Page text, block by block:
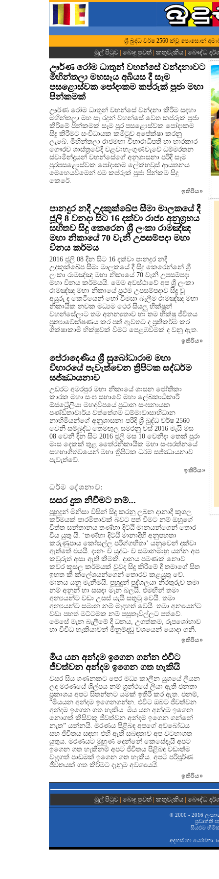
ශ්‍රී බුද්ධ වර්ෂ 2560 ක්වූ පොසොන්
මුල් පිටුව | බොදු පුවත්| කතුවැකිය| බෞද්ධ
ඌර්ණ රෝම ධාතුන් වහන්සේ වන්දනාවට
මිහින්තලා මහසෑය අබියස දී සෑම
පසළොස්වක පෝදාකම කප්රුක් පූජා මහා
පින්කමක්
ඌර්ණ රෝම ධාතූන් වහන්සේ වන්දනා කිරීම සඳහා
මිහින්තලා මහ සෑ රදුන් වහන්සේ වෙත කප්රුක් පූජා
කිරීමේ පින්කමක් සෑම පුර පසළොස්වක පෝදාකම
සිදු කිරීමට සංවිධායක කමිටුව අපේක්ෂා කරනු
ලැබේ. මිහින්තලා රාජමහා විහාරාධිපති හා භාරකාර
ගෞරව ශාස්ත්‍රවේදී වළවාහැංගුණවැවේ ධම්මරතන
ස්වාමීන්ද්‍රයන් වහන්සේගේ අනුශාසනා පරිදි සෑම
පුරපසළොස්වක පෝදාකම ලේක්හවුස් ආයතනය
මෙහෙයවීමෙන් එම කප්රුක් පූජා පින්කම සිදු
කෙරේ.
ඉතිරිය»
පානදුර නදී උදකුක්ඛේප සීමා මාලකයේ දී
ජූලි 8 වනදා සිට 16 දක්වා රාජ්‍ය අනුග්‍රහය
සහිතව සිදු කෙරෙන ශ්‍රී ලංකා රාමඤ්ඤ
මහා නිකායේ 70 වැනි උපසම්පදා මහා
විනය කර්මය
2016 ජූලි 08 දින සිට 16 දක්වා පානදුර නදී
උදකුක්ඛේප සීමා මාලකයේ දී සිදු කෙරෙන්නේ ශ්‍රී
ලංකා රාමඤ්ඤ මහා නිකායේ 70 වැනි උපසම්පදා
මහා විනය කර්මයයි. මෙම අවස්ථාවේ අප ශ්‍රී ලංකා
රාමඤ්ඤ මහා නිකායේ ප්‍රථම උපසම්පදාව සිදු වූ
අයුරු ද කෙටියෙන් හෝ විමසා බැලීම රාමඤ්ඤ මහා
නිකායික නවක මධ්‍යම ථෙර සියලු භික්ෂූන්
වහන්සේලාට තම අනන්‍යතාව හා තම භික්ෂු ජීවිතය
ප්‍රත්‍යාවේක්ෂණය කර පත් ඇවතට ද ප්‍රතිකර්ම කර
ශික්ෂාකාමී භික්ෂුවක් වීමට පෙළඹවීමක් ද වනු ඇත.
ඉතිරිය»
පේරාදෙණිය ශ්‍රී සුබෝධාරාම මහා
විහාරයේ පැවැත්වෙන ත්‍රිපිටක සද්ධර්ම
සජ්ඣායනාව
උඩරට අමරපුර මහා නිකායේ ශාසන ජෝතිකා
කාරක මහා සංඝ සභාවේ මහා ලේඛකාධිකාරී
ඕස්ට්‍රේලියා මහද්වීපයේ ප්‍රධාන සංඝනායක
පණ්ඩිතාචාර්ය වත්තේගම ධම්මාවාසාභිධාන
නාහිමියන්ගේ අනුශාසනා පරිදි ශ්‍රී බුද්ධ වර්ෂ 2560
වෙනි සම්බුද්ධ තෙමඟුල සමරනු වස් 2016 මැයි මස
08 වෙනි දින සිට 2016 ජූලි මස 10 වෙනිදා තෙක් පුරා
මාස දෙකක් තුළ තෛ‍්‍රනිකායික මහා සංඝරත්නයේ
සහභාගීත්වයෙන් මහා ත්‍රිපිටක ධර්ම සජ්ඣායනාව
පැවැත්වේ.
ඉතිරිය»
ධර්ම දේශනාව:
සසර දුක නිවීමට නම්...
පුහුදුන් මිනිසා විසින් සිදු කරනු ලබන දානාදී කුශල
කර්මයක් පාරමිතාවක් බවට පත් වීමට නම් ඔහුගේ
චිත්ත සන්තානය තණ්හා දිට්ඨි මානයන්ගෙන් තොර
විය යුතු යි. ‘තණ්හා දිට්ඨි මානාදිහි අනුපහතා
කරුණුපාය කෝසල්ල පරිග්ගහිතා’ යනුවෙන් දක්වා
ඇත්තේ එයයි. දානං ච යුද්ධං ච සමානමාහු යන්න අප
කවුරුත් අසා ඇති කීමකි. දානය පමණක් නොව
කවර කුසල කර්මයක් වුවද සිදු කිරීමේ දී තමාගේ සිත
ඉහත කී ක්ලේශයන්ගෙන් තොරව කළයුතු වේ.
මානය යනු මැනීමයි. පුහුදුන් පුද්ගලයා නිරතුරුව තමා
නම් අනුන් හා සසඳා මැන බලයි. එමඟින් තමා
අන්‍යයන්ට වඩා උසස් යැයි සතුටු වෙයි. තමා
අන්‍යයන්ට සමාන නම් මැදහත් වෙයි. තමා අන්‍යයන්ට
වඩා පහත් මට්ටමක නම් පසුතැවිල්ලට පත්වේ.
මෙසේ මැන බැලීමේ දී ධනය, උගත්කම, රූපශෝභාව
හා විවිධ හැකියාවන් මිනුම්දඬු වශයෙන් යොදා ගනී.
ඉතිරිය»
මිය යන අන්දම ඉගෙන ගන්න එවිට
ජීවත්වන අන්දම ඉගෙන ගත හැකියි
වසර සිය ගණනකට පෙර මධ්‍ය කාලීන යුගයේ ලියන
ලද මරණයේ ශිල්පය නම් ග්‍රන්ථයේ ලියා ඇති ජනතා
ප්‍රකාශය අපට සිතන්නට යමක් ඉතිරි කර ඇත. එනම්,
“මියයන අන්දම ඉගෙනගන්න. එවිට ඔබට ජීවත්වන
අන්දම ඉගෙන ගත හැකිය. මිය යන අන්දම ඉගෙන
නොගත් කිසිවකු ජීවත්වන අන්දම ඉගෙන ගන්නේ
නැත” යන්නයි. මරණය පිළිබඳ අපගේ අවබෝධය
සහ ජීවිතය සඳහා එහි ඇති සබඳතාව අප වටහාගත
යුතුය. මරණයට මුහුණ දෙන්නේ කෙසේදැයි අපට
ඉගෙන ගත හැකිනම් අපට ජීවිතය පිළිබඳ වඩාත්ම
වැදගත් පාඩමක් ඉගෙන ගත හැකිය. අපට පරිපූර්ණ
ජීවිතයක් ගත කිරීමට දැනුම අවශ්‍යයයි.
ඉතිරිය»
මුල් පිටුව | බොදු පුවත්| කතුවැකිය| බෞද්ධ
©2000 - 2016
ප‍්‍රවෘත්ති
සියළුම
අදහස් හා යෝජනා: